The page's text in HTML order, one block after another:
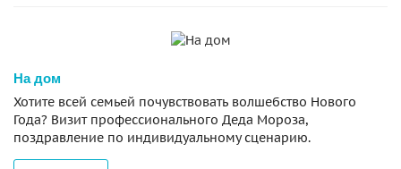
На дом
Хотите всей семьей почувствовать волшебство Нового
Года? Визит профессионального Деда Мороза,
поздравление по индивидуальному сценарию.